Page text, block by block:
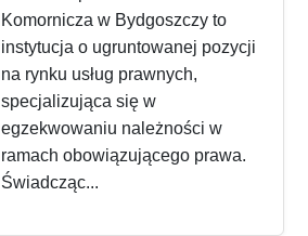
Komornicza w Bydgoszczy to
instytucja o ugruntowanej pozycji
na rynku usług prawnych,
specjalizująca się w
egzekwowaniu należności w
ramach obowiązującego prawa.
Świadcząc...